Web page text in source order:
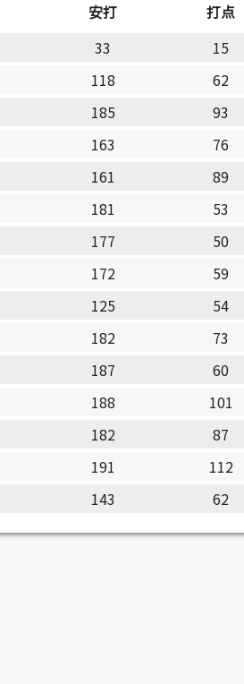
安打 打点
33 15
118 62
185 93
163 76
161 89
181 53
177 50
172 59
125 54
182 73
187 60
188 101
182 87
191 112
143 62